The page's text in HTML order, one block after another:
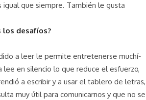
igual que siempre. También le gusta
los desafí­os?
a leer le permite entretenerse muchí­
en silencio lo que reduce el esfuerzo,
a escribir y a usar el tablero de letras,
muy útil para comunicarnos y que no se